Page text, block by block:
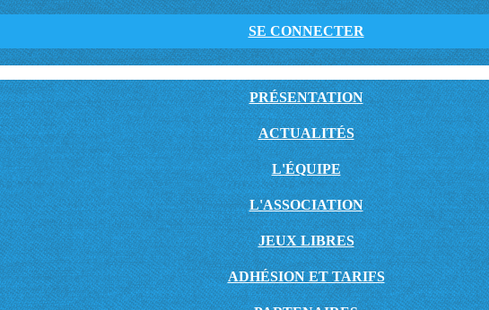
SE CONNECTER
PRÉSENTATION
ACTUALITÉS
L'ÉQUIPE
L'ASSOCIATION
JEUX LIBRES
ADHÉSION ET TARIFS